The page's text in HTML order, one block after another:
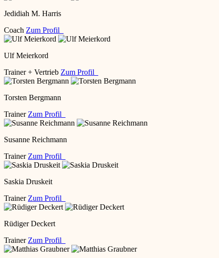
Jedidiah M. Harris
Coach Zum Profil
Ulf Meierkord
Trainer + Vertrieb Zum Profil
Torsten Bergmann
Trainer Zum Profil
Susanne Reichmann
Trainer Zum Profil
Saskia Druskeit
Trainer Zum Profil
Rüdiger Deckert
Trainer Zum Profil